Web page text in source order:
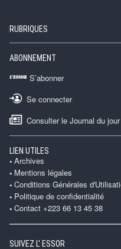
RUBRIQUES
ABONNEMENT
S’abonner
Se connecter
Consulter le Journal du jour
LIEN UTILES
Archives
Mentions légales
Conditions Générales
Politique de confidentialité
Contact +223 66 13 45 38
SUIVEZ L' ESSOR